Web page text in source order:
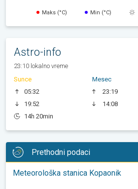
Maks (°C) Min (°C)
Astro-info
23:10 lokalno vreme
Sunce
05:32
19:52
14h 20min
Mesec
23:19
14:08
Prethodni podaci
Meteorološka stanica Kopaonik